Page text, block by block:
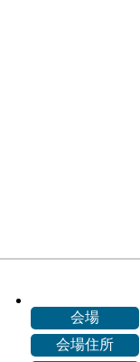
会場
会場住所